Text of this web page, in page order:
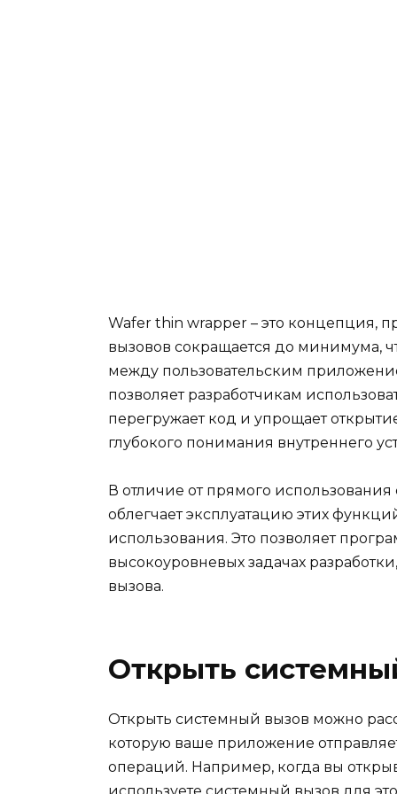
Wafer thin wrapper – это концепция,
вызовов сокращается до минимума,
между пользовательским
позволяет разработчикам
перегружает код и упрощает
глубокого понимания внутреннего
В отличие от прямого
облегчает эксплуатацию этих
использования. Это позволяет
высокоуровневых задачах
вызова.
Открыть
Открыть системный вызов можно
которую ваше приложение
операций. Например, когда вы